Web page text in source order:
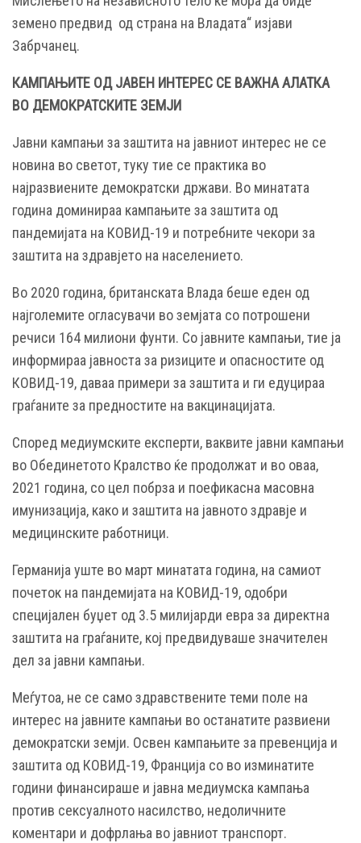
земено предвид од страна на Владата“ изјави
Забрчанец.
КАМПАЊИТЕ ОД ЈАВЕН ИНТЕРЕС СЕ ВАЖНА АЛАТКА
ВО ДЕМОКРАТСКИТЕ ЗЕМЈИ
Јавни кампањи за заштита на јавниот интерес не се
новина во светот, туку тие се практика во
најразвиените демократски држави. Во минатата
година доминираа кампањите за заштита од
пандемијата на КОВИД-19 и потребните чекори за
заштита на здравјето на населението.
Во 2020 година, британската Влада беше еден од
најголемите огласувачи во земјата со потрошени
речиси 164 милиони фунти. Со јавните кампањи, тие ја
информираа јавноста за ризиците и опасностите од
КОВИД-19, даваа примери за заштита и ги едуцираа
граѓаните за предностите на вакцинацијата.
Според медиумските експерти, ваквите јавни кампањи
во Обединетото Кралство ќе продолжат и во оваа,
2021 година, со цел побрза и поефикасна масовна
имунизација, како и заштита на јавното здравје и
медицинските работници.
Германија уште во март минатата година, на самиот
почеток на пандемијата на КОВИД-19, одобри
специјален буџет од 3.5 милијарди евра за директна
заштита на граѓаните, кој предвидуваше значителен
дел за јавни кампањи.
Меѓутоа, не се само здравствените теми поле на
интерес на јавните кампањи во останатите развиени
демократски земји. Освен кампањите за превенција и
заштита од КОВИД-19, Франција со во изминатите
години финансираше и јавна медиумска кампања
против сексуалното насилство, недоличните
коментари и дофрлања во јавниот транспорт.